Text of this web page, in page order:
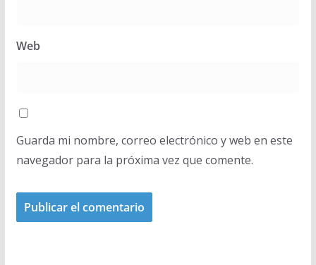
Web
Guarda mi nombre, correo electrónico y web en este
navegador para la próxima vez que comente.